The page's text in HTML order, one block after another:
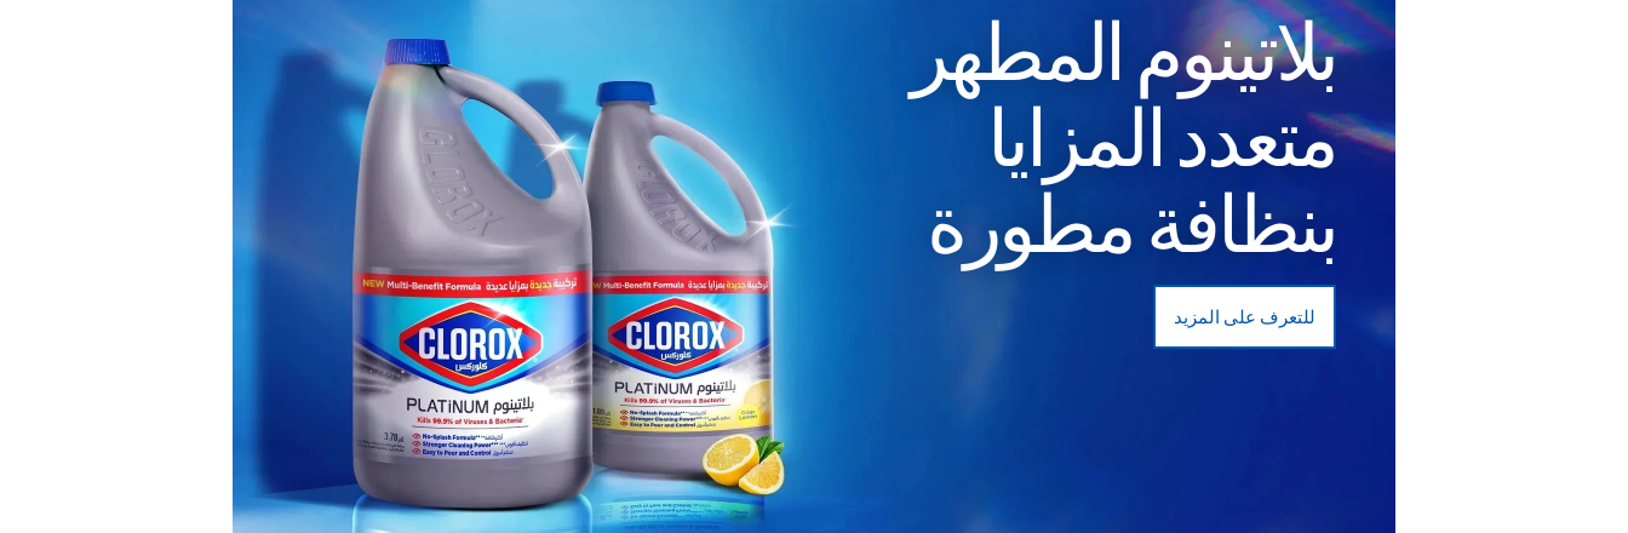
بلاتينوم المطهر
متعدد المزايا
بنظافة مطورة
للتعرف على المزيد